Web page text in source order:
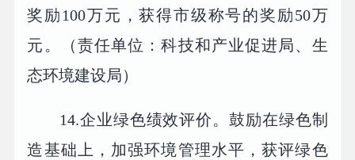
奖励100万元，获得市级称号的奖励50万
元。（责任单位：科技和产业促进局、生
态环境建设局）
14.企业绿色绩效评价。鼓励在绿色制
造基础上，加强环境管理水平，获评绿色